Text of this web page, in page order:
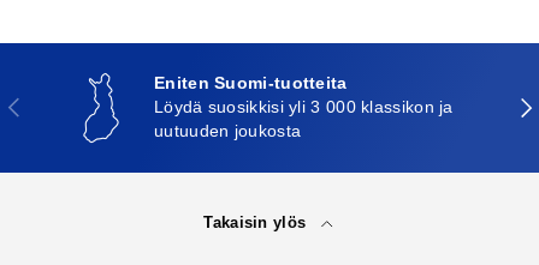
Edellinen
Eniten Suomi-tuotteita
Löydä suosikkisi yli 3 000 klassikon ja
uutuuden joukosta
Takaisin ylös